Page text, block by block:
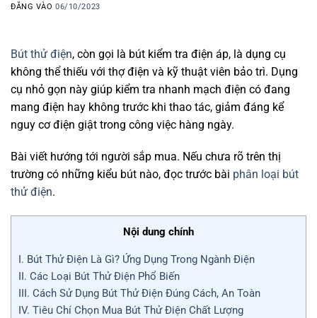
ĐĂNG VÀO06/10/2023
Bút thử điện, còn gọi là bút kiểm tra điện áp, là dụng cụ
không thể thiếu với thợ điện và kỹ thuật viên bảo trì. Dụng
cụ nhỏ gọn này giúp kiểm tra nhanh mạch điện có đang
mang điện hay không trước khi thao tác, giảm đáng kể
nguy cơ điện giật trong công việc hàng ngày.
Bài viết hướng tới người sắp mua. Nếu chưa rõ trên thị
trường có những kiểu bút nào, đọc trước bài phân loại bút
thử điện.
Nội dung chính
I. Bút Thử Điện Là Gì? Ứng Dụng Trong Ngành Điện
II. Các Loại Bút Thử Điện Phổ Biến
III. Cách Sử Dụng Bút Thử Điện Đúng Cách, An Toàn
IV. Tiêu Chí Chọn Mua Bút Thử Điện Chất Lượng